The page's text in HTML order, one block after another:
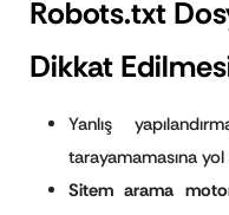
Robots.txt
Dikkat
Yanlış
tarayamamasına
Sitem arama